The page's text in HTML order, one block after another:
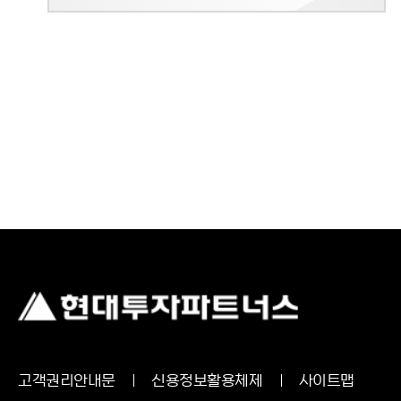
고객권리안내문 신용정보활용체제 사이트맵